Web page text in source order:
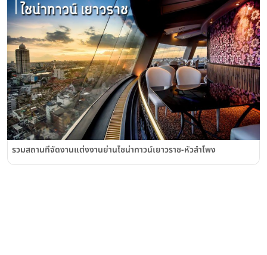
รวมสถานที่จัดงานแต่งงานย่านไชน่าทาวน์เยาวราช-หัวลำโพง